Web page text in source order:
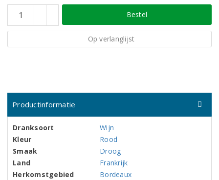
Bestel
Op verlanglijst
Productinformatie
Dranksoort
Wijn
Kleur
Rood
Smaak
Droog
Land
Frankrijk
Herkomstgebied
Bordeaux